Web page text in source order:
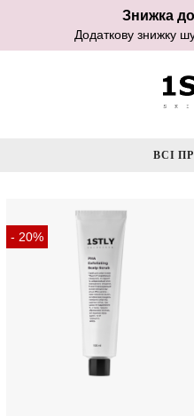
Знижка
Додаткову знижку
ВСІ
- 20%